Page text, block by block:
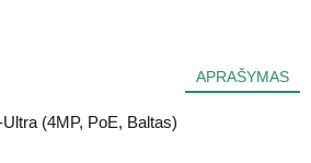
APRAŠYMAS
(4MP, PoE, Baltas)